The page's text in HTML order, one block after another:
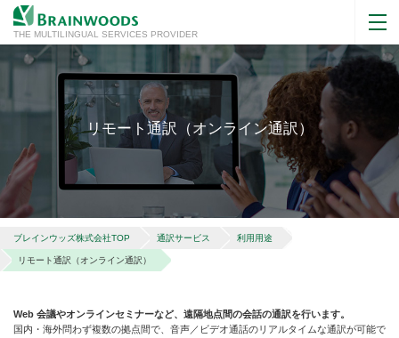
THE MULTILINGUAL SERVICES PROVIDER
リモート通訳（オンライン通訳）
ブレインウッズ株式会社TOP 通訳サービス 利用用途
リモート通訳（オンライン通訳）
Web 会議やオンラインセミナーなど、遠隔地点間の会話の通訳を行います。
国内・海外問わず複数の拠点間で、音声／ビデオ通話のリアルタイムな通訳が可能で